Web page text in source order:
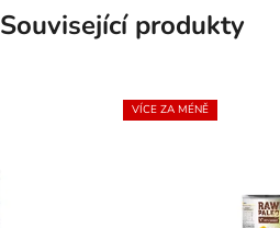
Související produkty
VÍCE ZA MÉNĚ